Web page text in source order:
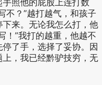
不？”越打越气，和孩子
来。无论我怎么打，他
！”我打的越重，他越不
了手，选择了妥协。因
，我已经黔驴技穷，无